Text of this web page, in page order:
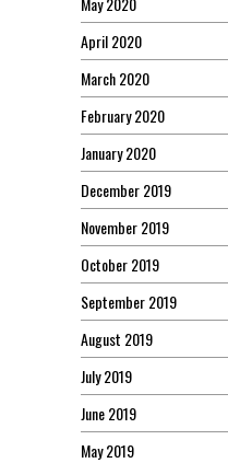
April 2020
March 2020
February 2020
January 2020
December 2019
November 2019
October 2019
September 2019
August 2019
July 2019
June 2019
May 2019